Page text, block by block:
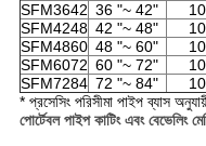
SFM3642 36 "~ 42"
SFM4248 42 "~ 48"
SFM4860 48 "~ 60"
SFM6072 60 "~ 72"
SFM7284 72 "~ 84"
* প্রসেসিং পরিসীমা পাইপ ব্যাস
পোর্টেবল পাইপ কাটিং এবং বেভেলিং